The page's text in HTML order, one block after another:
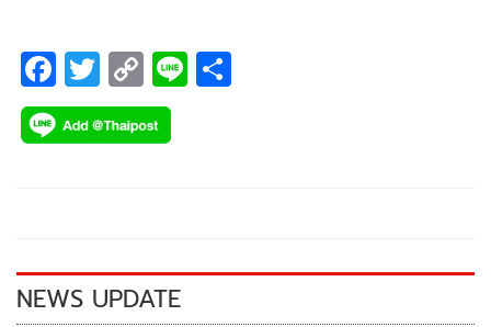
F
ac
e
k
T
wi
tt
C
o
p
k
Li
NEWS UPDATE